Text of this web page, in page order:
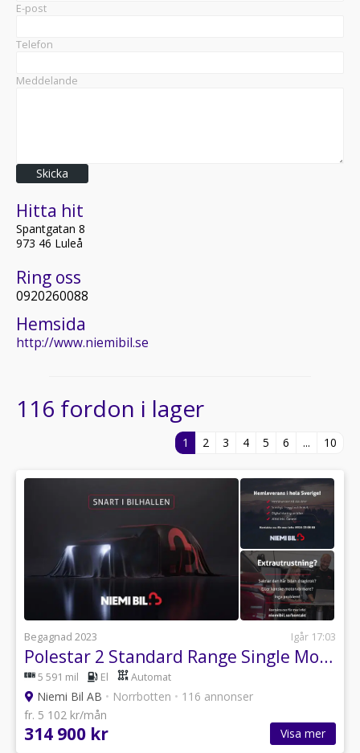
E-post
Telefon
Meddelande
Skicka
Hitta hit
Spantgatan 8
973 46 Luleå
Ring oss
0920260088
Hemsida
http://www.niemibil.se
116 fordon i lager
1 2 3 4 5 6 ... 10
Begagnad 2023 Igår 17:03
Polestar 2 Standard Range Single Motor Drag/SoV/Kamera/Carplay
5 591 mil El Automat
Niemi Bil AB • Norrbotten • 116 annonser
fr. 5 102 kr/mån
314 900 kr Visa mer